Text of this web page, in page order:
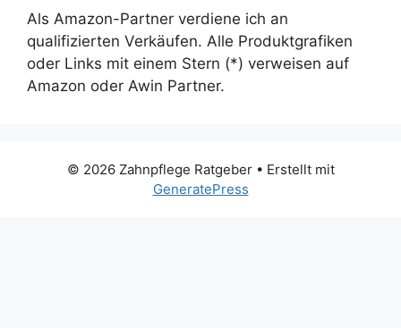
Als Amazon-Partner verdiene ich an
qualifizierten Verkäufen. Alle Produktgrafiken
oder Links mit einem Stern (*) verweisen auf
Amazon oder Awin Partner.
© 2026 Zahnpflege Ratgeber• Erstellt mit
GeneratePress